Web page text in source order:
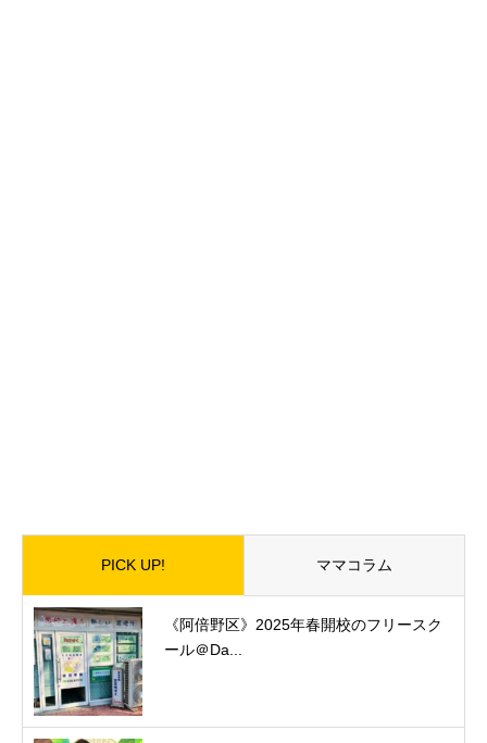
PICK UP! ママコラム
《阿倍野区》2025年春開校のフリースク
ール＠Da...